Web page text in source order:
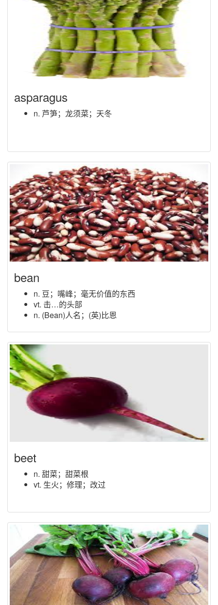
asparagus
n. 芦笋；龙须菜；天冬
bean
n. 豆；嘴峰；毫无价值的东西
vt. 击…的头部
n. (Bean)人名；(英)比恩
beet
n. 甜菜；甜菜根
vt. 生火；修理；改过